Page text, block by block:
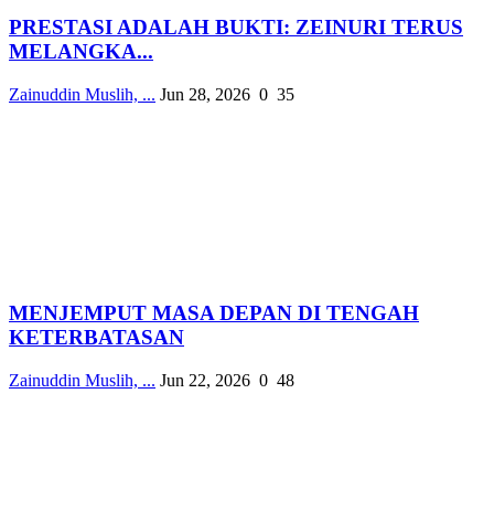
PRESTASI ADALAH BUKTI: ZEINURI TERUS
MELANGKA...
Zainuddin Muslih, ... Jun 28, 2026 0 35
MENJEMPUT MASA DEPAN DI TENGAH
KETERBATASAN
Zainuddin Muslih, ... Jun 22, 2026 0 48